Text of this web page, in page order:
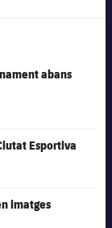
abans
publicació
Esportiva
imatges